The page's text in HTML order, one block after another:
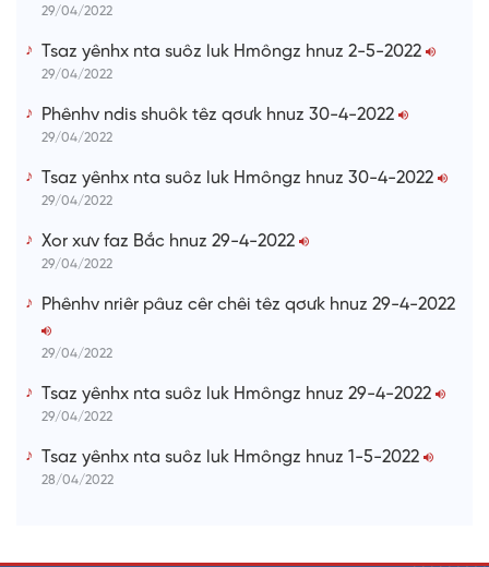
29/04/2022
Tsaz yênhx nta suôz luk Hmôngz hnuz 2-5-2022
29/04/2022
Phênhv ndis shuôk têz qơưk hnuz 30-4-2022
29/04/2022
Tsaz yênhx nta suôz luk Hmôngz hnuz 30-4-2022
29/04/2022
Xor xưv faz Bắc hnuz 29-4-2022
29/04/2022
Phênhv nriêr pâuz cêr chêi têz qơưk hnuz 29-4-2022
29/04/2022
Tsaz yênhx nta suôz luk Hmôngz hnuz 29-4-2022
29/04/2022
Tsaz yênhx nta suôz luk Hmôngz hnuz 1-5-2022
28/04/2022